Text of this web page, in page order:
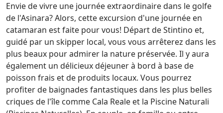
Envie de vivre une journée extraordinaire dans le golfe
de l'Asinara? Alors, cette excursion d'une journée en
catamaran est faite pour vous! Départ de Stintino et,
guidé par un skipper local, vous vous arrêterez dans les
plus beaux pour admirer la nature préservée. Il y aura
également un délicieux déjeuner à bord à base de
poisson frais et de produits locaux. Vous pourrez
profiter de baignades fantastiques dans les plus belles
criques de l'île comme Cala Reale et la Piscine Naturali